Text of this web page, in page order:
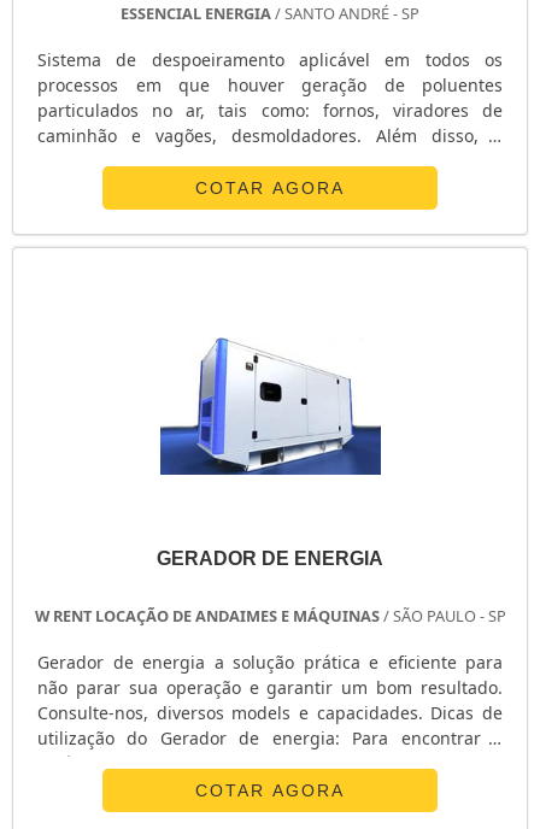
ESSENCIAL ENERGIA/ SANTO ANDRÉ - SP
Sistema de despoeiramento aplicável em todos os
processos em que houver geração de poluentes
particulados no ar, tais como: fornos, viradores de
caminhão e vagões, desmoldadores. Além disso, o
tem como aplicações, a recuperação de areia, prensas de
MDF, pátios de madeira, serras, correias
transportadoras, silos ou quaisquer outros processos
COTAR AGORA
GERADOR DE ENERGIA
W RENT LOCAÇÃO DE ANDAIMES E MÁQUINAS/ SÃO PAULO - SP
Gerador de energia a solução prática e eficiente para
não parar sua operação e garantir um bom resultado.
Consulte-nos, diversos models e capacidades. Dicas de
utilização do Gerador de energia: Para encontrar a
potência consumida por determinado equipamento,
aplique a seguinte fórmula: (Volts X Amps = Watts); Antes
de ligar verifique: se o gerador está em local livre de
COTAR AGORA